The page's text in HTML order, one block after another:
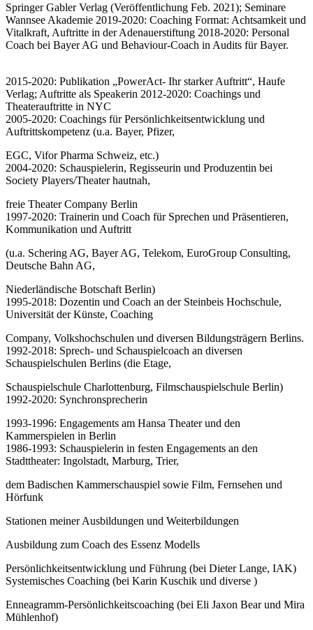
Springer Gabler Verlag (Veröffentlichung Feb. 2021); Seminare
Wannsee Akademie 2019-2020: Coaching Format: Achtsamkeit und
Vitalkraft, Auftritte in der Adenauerstiftung 2018-2020: Personal
Coach bei Bayer AG und Behaviour-Coach in Audits für Bayer.
2015-2020: Publikation „PowerAct- Ihr starker Auftritt“, Haufe
Verlag; Auftritte als Speakerin 2012-2020: Coachings und
Theaterauftritte in NYC
2005-2020: Coachings für Persönlichkeitsentwicklung und
Auftrittskompetenz (u.a. Bayer, Pfizer,
EGC, Vifor Pharma Schweiz, etc.)
2004-2020: Schauspielerin, Regisseurin und Produzentin bei
Society Players/Theater hautnah,
freie Theater Company Berlin
1997-2020: Trainerin und Coach für Sprechen und Präsentieren,
Kommunikation und Auftritt
(u.a. Schering AG, Bayer AG, Telekom, EuroGroup Consulting,
Deutsche Bahn AG,
Niederländische Botschaft Berlin)
1995-2018: Dozentin und Coach an der Steinbeis Hochschule,
Universität der Künste, Coaching
Company, Volkshochschulen und diversen Bildungsträgern Berlins.
1992-2018: Sprech- und Schauspielcoach an diversen
Schauspielschulen Berlins (die Etage,
Schauspielschule Charlottenburg, Filmschauspielschule Berlin)
1992-2020: Synchronsprecherin
1993-1996: Engagements am Hansa Theater und den
Kammerspielen in Berlin
1986-1993: Schauspielerin in festen Engagements an den
Stadttheater: Ingolstadt, Marburg, Trier,
dem Badischen Kammerschauspiel sowie Film, Fernsehen und
Hörfunk
Stationen meiner Ausbildungen und Weiterbildungen
Ausbildung zum Coach des Essenz Modells
Persönlichkeitsentwicklung und Führung (bei Dieter Lange, IAK)
Systemisches Coaching (bei Karin Kuschik und diverse )
Enneagramm-Persönlichkeitscoaching (bei Eli Jaxon Bear und Mira
Mühlenhof)